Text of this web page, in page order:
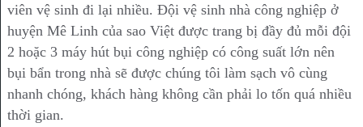
viên vệ sinh đi lại nhiều. Đội vệ sinh nhà công nghiệp ở
huyện Mê Linh của sao Việt được trang bị đầy đủ mỗi đội
2 hoặc 3 máy hút bụi công nghiệp có công suất lớn nên
bụi bẩn trong nhà sẽ được chúng tôi làm sạch vô cùng
nhanh chóng, khách hàng không cần phải lo tốn quá nhiều
thời gian.